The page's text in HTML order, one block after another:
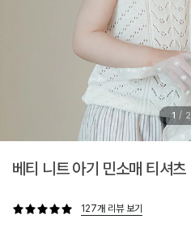
1 / 2
베티 니트 아기 민소매 티셔츠
127개 리뷰 보기